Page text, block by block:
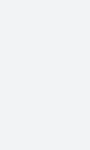
las redes
Euskadi
Bilbao